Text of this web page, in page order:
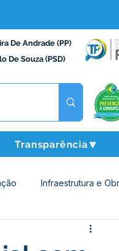
De Andrade (PP)
De Souza (PSD)
Transparência🔽
Infraestrutura e